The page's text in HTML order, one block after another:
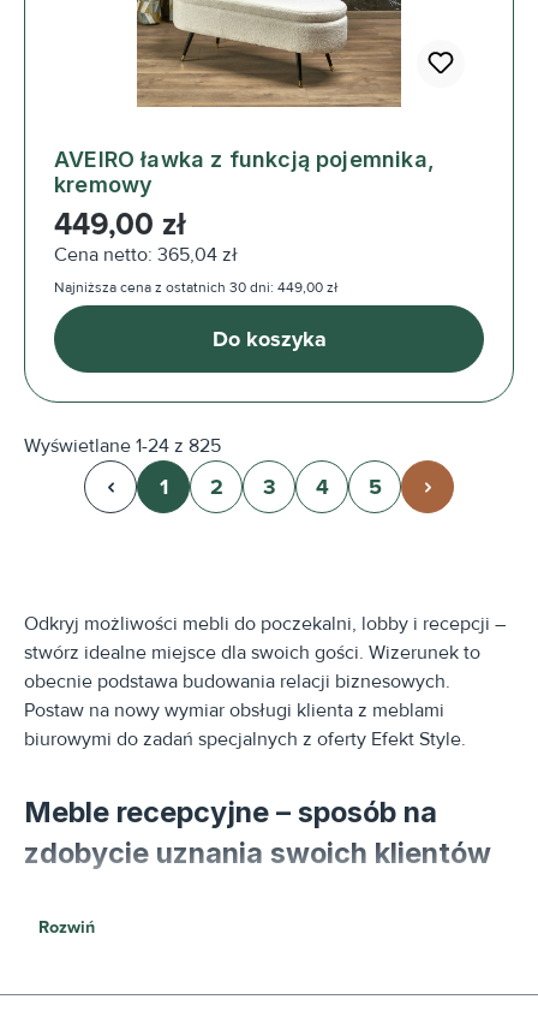
AVEIRO ławka z funkcją pojemnika,
kremowy
Cena regularna:
449,00 zł
Cena netto: 365,04 zł
Najniższa cena z ostatnich 30 dni: 449,00 zł
Do koszyka
Wyświetlane 1-24 z 825
Strona
1 Strona
2 Strona
3 Strona
4 Strona
5
Odkryj możliwości mebli do poczekalni, lobby i recepcji –
stwórz idealne miejsce dla swoich gości. Wizerunek to
obecnie podstawa budowania relacji biznesowych.
Postaw na nowy wymiar obsługi klienta z meblami
biurowymi do zadań specjalnych z oferty Efekt Style.
Meble recepcyjne – sposób na
zdobycie uznania swoich klientów
lobby w budynku firmowym – wszędzie tam potrzebna
idealne warunki do przyjmowania klientów lub pacjentów.
Rozwiń